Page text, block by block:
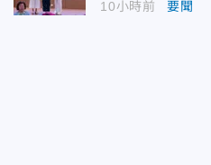
10小時前 要聞